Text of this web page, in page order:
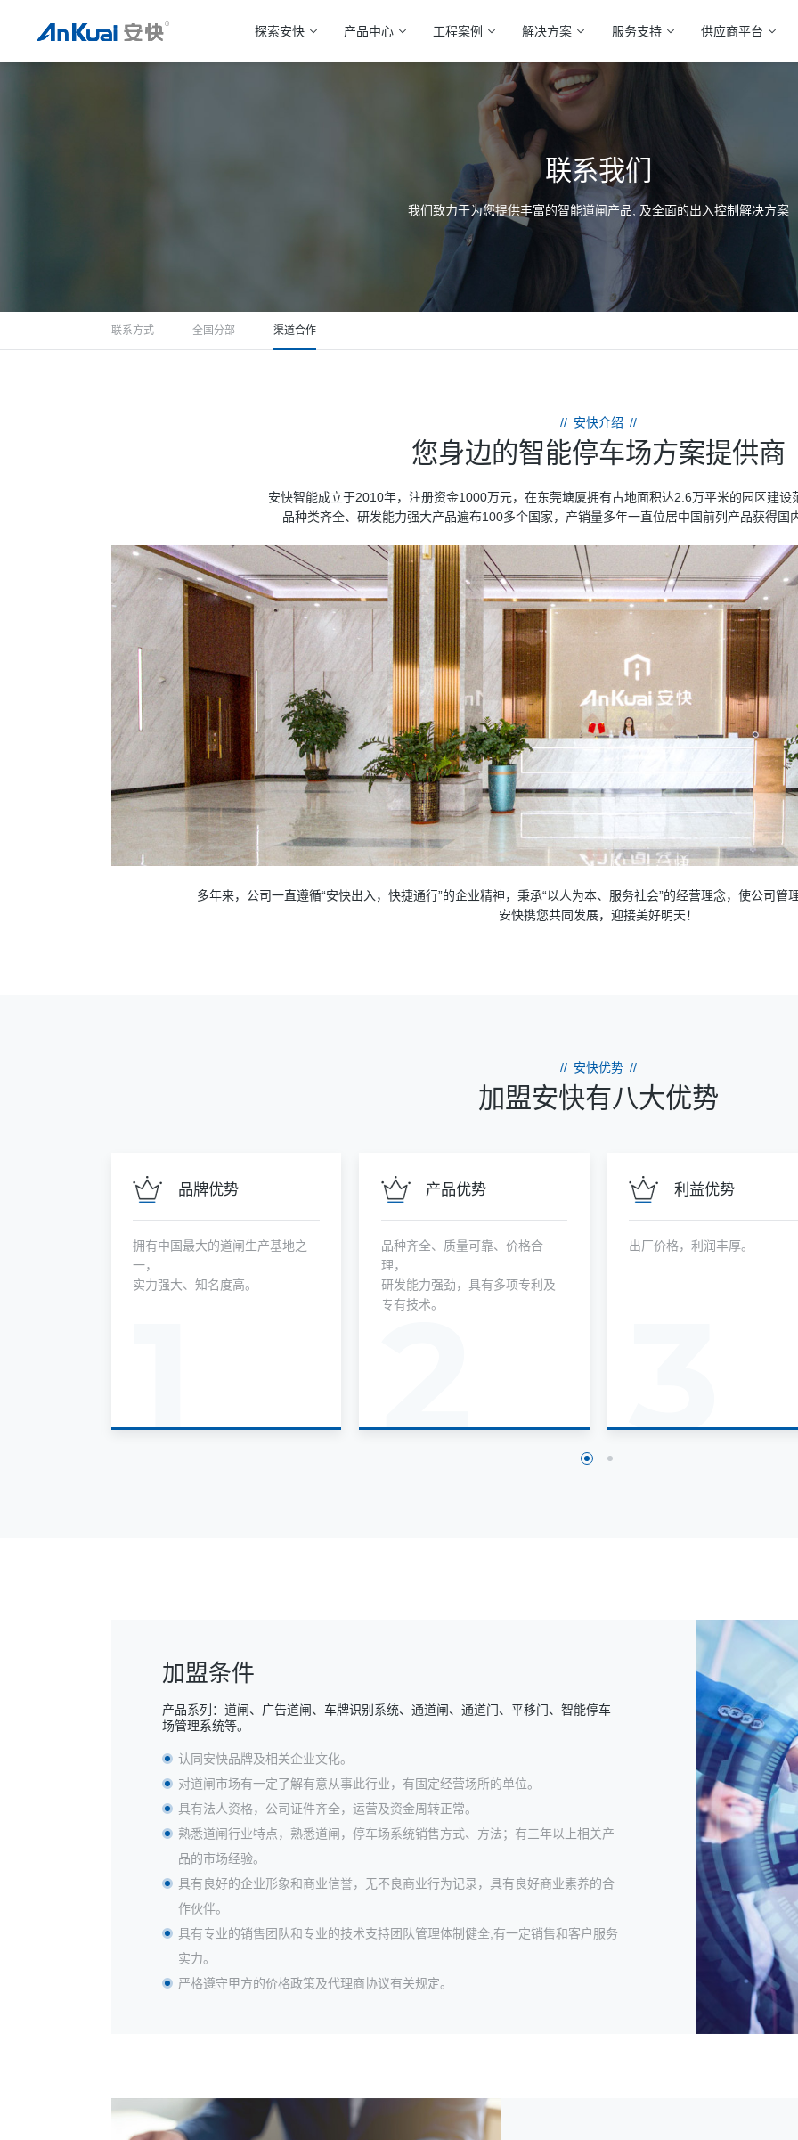
探索安快 产品中心 工程案例 解决方案 服务支持 供应商平台
联系我们
我们致力于为您提供丰富的智能道闸产品, 及全面的出入控制解决方案
联系方式 全国分部 渠道合作
// 安快介绍 //
您身边的智能停车场方案提供商
安快智能成立于2010年，注册资金1000万元，在东莞塘厦拥有占地面积达2.6万平米的园区建设
品种类齐全、研发能力强大产品遍布100多个国家，产销量多年一直位居中国前列产品获得国
多年来，公司一直遵循“安快出入，快捷通行”的企业精神，秉承“以人为本、服务社会”的经营理念，使公司
安快携您共同发展，迎接美好明天！
// 安快优势 //
加盟安快有八大优势
1
品牌优势
拥有中国最大的道闸生产基地之
一，
实力强大、知名度高。
2
产品优势
品种齐全、质量可靠、价格合
理，
研发能力强劲，具有多项专利及
专有技术。
3
利益优势
出厂价格，利润丰厚。
加盟条件
产品系列：道闸、广告道闸、车牌识别系统、通道闸、通道门、平移门、智能停车
场管理系统等。
认同安快品牌及相关企业文化。
对道闸市场有一定了解有意从事此行业，有固定经营场所的单位。
具有法人资格，公司证件齐全，运营及资金周转正常。
熟悉道闸行业特点，熟悉道闸，停车场系统销售方式、方法；有三年以上相关产
品的市场经验。
具有良好的企业形象和商业信誉，无不良商业行为记录，具有良好商业素养的合
作伙伴。
具有专业的销售团队和专业的技术支持团队管理体制健全,有一定销售和客户服务
实力。
严格遵守甲方的价格政策及代理商协议有关规定。